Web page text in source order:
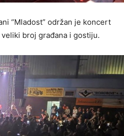
“Mladost” održan je koncert
broj građana i gostiju.